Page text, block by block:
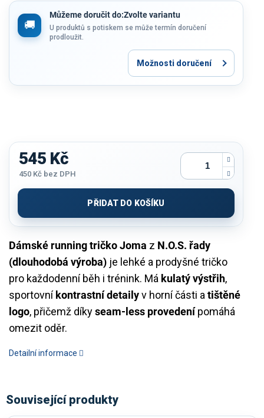
Můžeme doručit do:Zvolte variantu
U produktů s potiskem se může termín doručení
prodloužit.
Možnosti doručení
Dámské running tričko Joma z N.O.S. řady
(dlouhodobá výroba) je lehké a prodyšné tričko
pro každodenní běh i trénink. Má kulatý výstřih,
sportovní kontrastní detailyv horní části a tištěné
logo, přičemž díkyseam-less provedenípomáhá
omezit oděr.
Detailní informace
545 Kč
450 Kč bez DPH
cena:
PŘIDAT DO KOŠÍKU
Související produkty